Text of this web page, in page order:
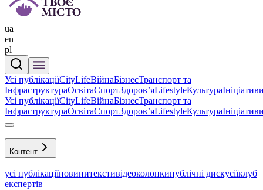
ua
en
pl
Усі публікаціїCityLifeВійнаБізнесТранспорт та
ІнфраструктураОсвітаСпортЗдоровʼяLifestyleКультура
Усі публікаціїCityLifeВійнаБізнесТранспорт та
ІнфраструктураОсвітаСпортЗдоровʼяLifestyleКультура
Контент
усі публікаціїновинитекстивідеоколонкипублічні дискусіїклуб
експертів